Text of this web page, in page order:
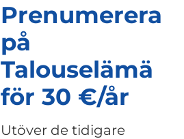
Prenumerera
på
Talouselämä
för 30 €/år
Utöver de tidigare